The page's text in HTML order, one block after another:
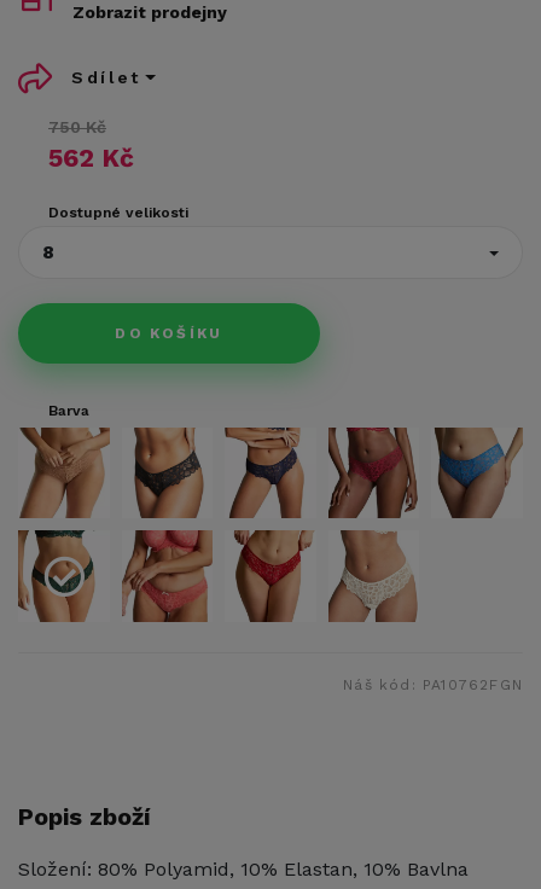
750 Kč
562 Kč
Dostupné velikosti
8
DO KOŠÍKU
Zobrazit prodejny
Sdílet
Barva
Náš kód: PA10762FGN
Popis zboží
Složení: 80% Polyamid, 10% Elastan, 10% Bavlna